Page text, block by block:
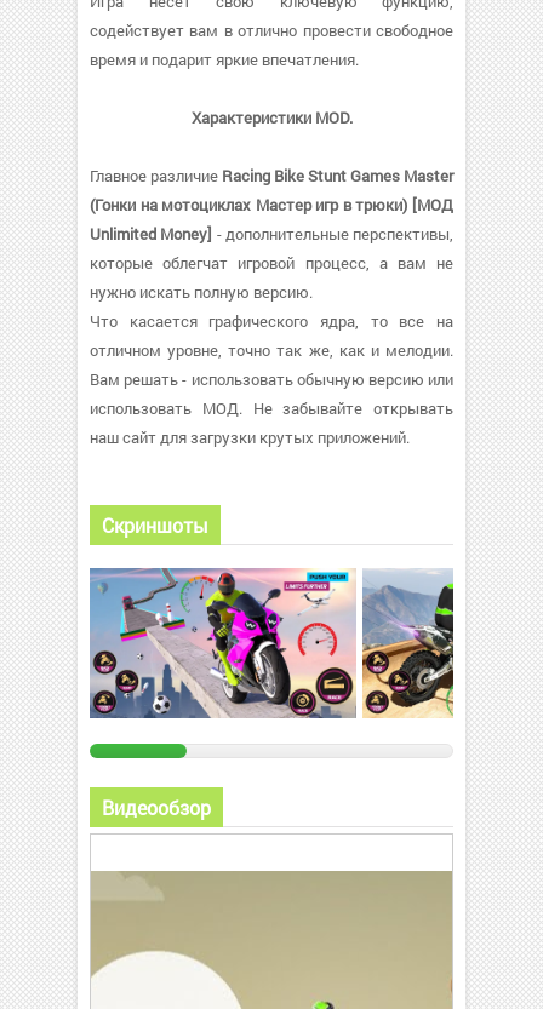
содействует вам в отлично провести свободное
время и подарит яркие впечатления.
Характеристики MOD.
Главное различие Racing Bike Stunt Games Master
(Гонки на мотоциклах Мастер игр в трюки) [МОД
Unlimited Money] - дополнительные перспективы,
которые облегчат игровой процесс, а вам не
нужно искать полную версию.
Что касается графического ядра, то все на
отличном уровне, точно так же, как и мелодии.
Вам решать - использовать обычную версию или
использовать МОД. Не забывайте открывать
наш сайт для загрузки крутых приложений.
Скриншоты
Видеообзор